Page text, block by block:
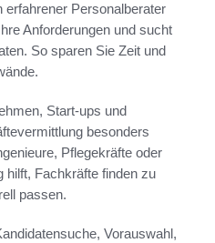
Personalberater
Anforderungen und sucht
So sparen Sie Zeit und
Start-ups und
besonders
Pflegekräfte oder
hilft, Fachkräfte finden zu
passen.
Vorauswahl,